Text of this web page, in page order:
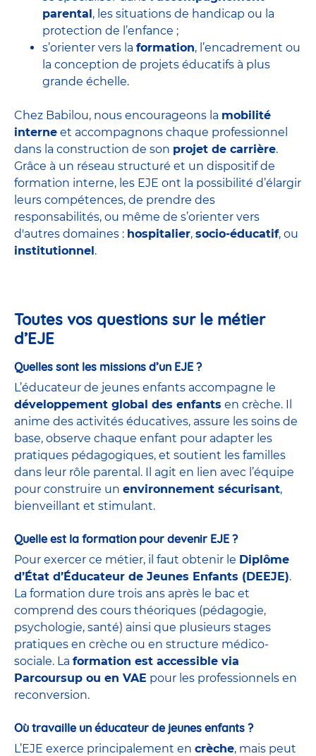
parental, les situations de handicap ou la
protection de l’enfance ;
s’orienter vers la formation, l’encadrement ou
la conception de projets éducatifs à plus
grande échelle.
Chez Babilou, nous encourageons la mobilité
interne et accompagnons chaque professionnel
dans la construction de son projet de carrière.
Grâce à un réseau structuré et un dispositif de
formation interne, les EJE ont la possibilité d’élargir
leurs compétences, de prendre des
responsabilités, ou même de s’orienter vers
d'autres domaines : hospitalier, socio-éducatif, ou
institutionnel.
Toutes vos questions sur le métier
d’EJE
Quelles sont les missions d’un EJE ?
L’éducateur de jeunes enfants accompagne le
développement global des enfants en crèche. Il
anime des activités éducatives, assure les soins de
base, observe chaque enfant pour adapter les
pratiques pédagogiques, et soutient les familles
dans leur rôle parental. Il agit en lien avec l’équipe
pour construire un environnement sécurisant,
bienveillant et stimulant.
Quelle est la formation pour devenir EJE ?
Pour exercer ce métier, il faut obtenir le Diplôme
d’État d’Éducateur de Jeunes Enfants (DEEJE).
La formation dure trois ans après le bac et
comprend des cours théoriques (pédagogie,
psychologie, santé) ainsi que plusieurs stages
pratiques en crèche ou en structure médico-
sociale. La formation est accessible via
Parcoursup ou en VAE pour les professionnels en
reconversion.
Où travaille un éducateur de jeunes enfants ?
L’EJE exerce principalement en crèche, mais peut